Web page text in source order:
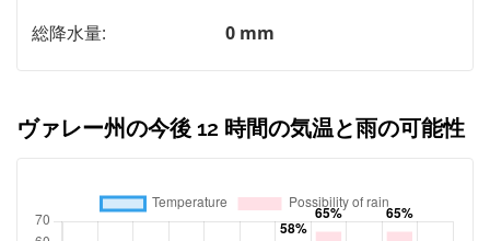
総降水量:
0 mm
ヴァレー州の今後 12 時間の気温と雨の可能性